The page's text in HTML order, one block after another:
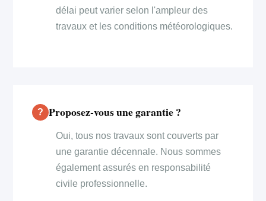
délai peut varier selon l'ampleur des
travaux et les conditions météorologiques.
Proposez-vous une garantie ?
Oui, tous nos travaux sont couverts par
une garantie décennale. Nous sommes
également assurés en responsabilité
civile professionnelle.